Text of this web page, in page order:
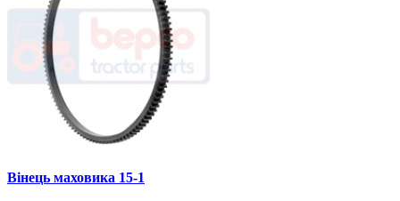
Вінець маховика 15-1